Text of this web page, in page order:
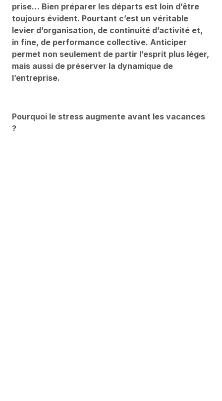
prise… Bien préparer les départs est loin d’être
toujours évident. Pourtant c’est un véritable
levier d’organisation, de continuité d’activité et,
in fine, de performance collective. Anticiper
permet non seulement de partir l’esprit plus léger,
mais aussi de préserver la dynamique de
l’entreprise.
Pourquoi le stress augmente avant les vacances
?